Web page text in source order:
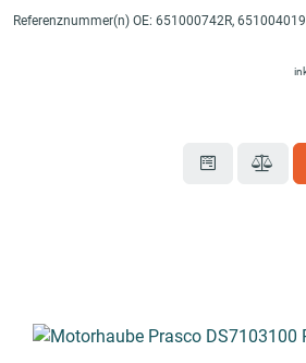
Referenznummer(n) OE: 651000742R,